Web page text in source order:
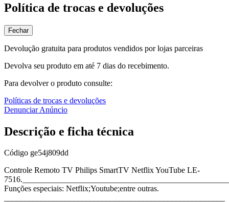
Política de trocas e devoluções
Fechar
Devolução gratuita para produtos vendidos por lojas parceiras
Devolva seu produto em até 7 dias do recebimento.
Para devolver o produto consulte:
Políticas de trocas e devoluções
Denunciar Anúncio
Descrição e ficha técnica
Código ge54j809dd
Controle Remoto TV Philips SmartTV Netflix YouTube LE-
Funções especiais: Netflix;Youtube;entre outras.